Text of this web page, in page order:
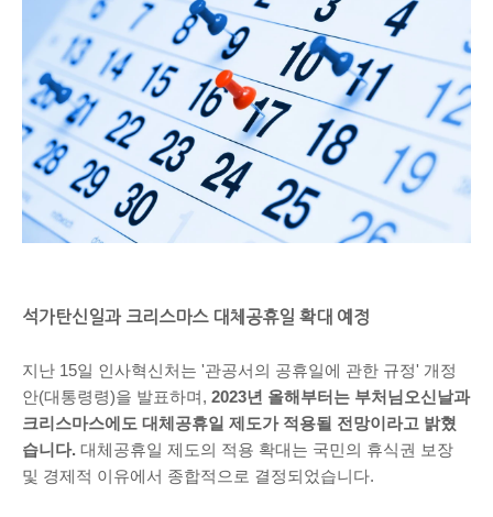
석가탄신일과 크리스마스 대체공휴일 확대 예정
지난 15일 인사혁신처는 '관공서의 공휴일에 관한 규정' 개정
안(대통령령)을 발표하며, 2023년 올해부터는 부처님오신날과
크리스마스에도 대체공휴일 제도가 적용될 전망이라고 밝혔
습니다. 대체공휴일 제도의 적용 확대는 국민의 휴식권 보장
및 경제적 이유에서 종합적으로 결정되었습니다.